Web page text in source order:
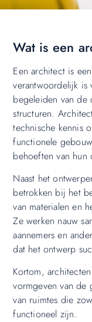
Wat is een
Een architect is
verantwoordelijk is
begeleiden van de
structuren.
technische kennis
functionele
behoeften van hun
Naast het
betrokken bij het
van materialen en
Ze werken nauw
aannemers en
dat het ontwerp
Kortom,
vormgeven van de
van ruimtes die
functioneel zijn.